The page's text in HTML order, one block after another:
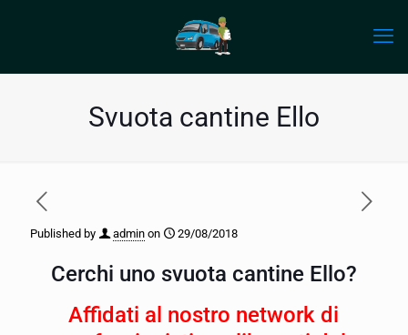
Svuota cantine Ello
Published by admin on 29/08/2018
Cerchi uno svuota cantine Ello?
Affidati al nostro network di